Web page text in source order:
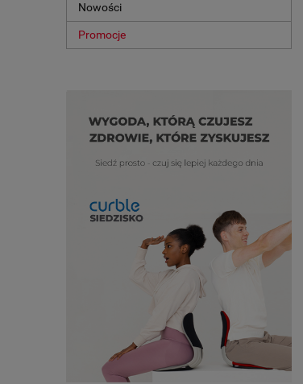
Nowości
Promocje